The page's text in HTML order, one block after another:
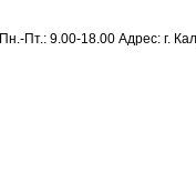
Пн.-Пт.: 9.00-18.00 Адрес: г.